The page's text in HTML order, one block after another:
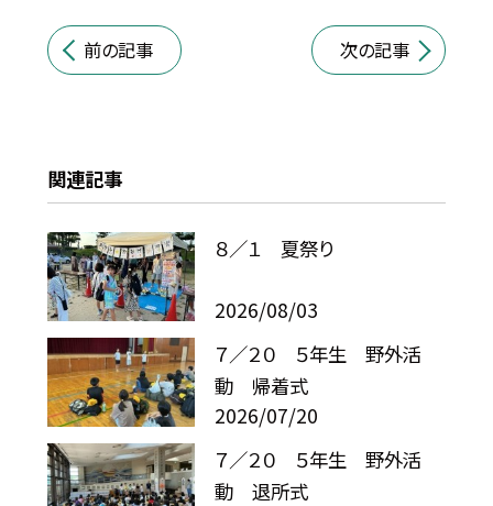
前の記事 次の記事
関連記事
８／１ 夏祭り
2026/08/03
７／２０ ５年生 野外活
動 帰着式
2026/07/20
７／２０ ５年生 野外活
動 退所式